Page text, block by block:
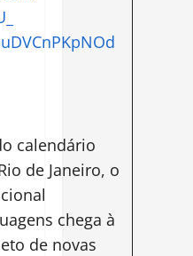
calendário
de Janeiro, o
chega à
de novas